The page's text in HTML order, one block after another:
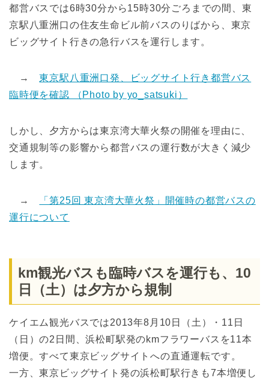
都営バスでは6時30分から15時30分ごろまでの間、東
京駅八重洲口の住友生命ビル前バスのりばから、東京
ビッグサイト行きの急行バスを運行します。
→東京駅八重洲口発、ビッグサイト行き都営バス
臨時便を確認 （Photo by yo_satsuki）
しかし、夕方からは東京湾大華火祭の開催を理由に、
交通規制等の影響から都営バスの運行数が大きく減少
します。
→
「第25回 東京湾大華火祭」開催時の都営バスの
運行について
km観光バスも臨時バスを運行も、10
日（土）は夕方から規制
ケイエム観光バスでは2013年8月10日（土）・11日
（日）の2日間、浜松町駅発のkmフラワーバスを11本
増便。すべて東京ビッグサイトへの直通運転です。
一方、東京ビッグサイト発の浜松町駅行きも7本増便し